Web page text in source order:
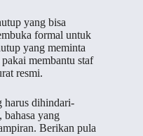
yang bisa
formal untuk
yang meminta
membantu staf
resmi.
harus dihindari-
yang
Berikan pula